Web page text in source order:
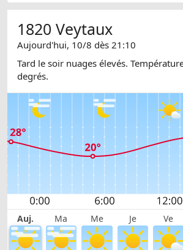
1820 Veytaux
Aujourd'hui, 10/8 dès 21:10
Tard le soir nuages élevés.
degrés.
Auj. Ma Me Je Ve